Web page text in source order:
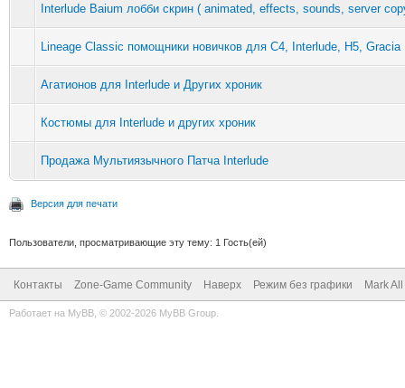
Interlude Baium лобби скрин ( animated, effects, sounds, server
Lineage Classic помощники новичков для C4, Interlude, H5,
Агатионов для Interlude и Других хроник
Костюмы для Interlude и других хроник
Продажа Мультиязычного Патча Interlude
Версия для печати
Пользователи, просматривающие эту тему: 1 Гость(ей)
Контакты Zone-Game Community Наверх Режим без графики Mark
Работает на MyBB , © 2002-2026 MyBB Group